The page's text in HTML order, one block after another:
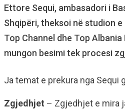
Ettore Sequi, ambasadori i
Shqipëri, theksoi në studion e
Top Channel dhe Top
mungon besimi tek procesi
Ja temat e prekura nga Sequi
Zgjedhjet – Zgjedhjet e mira